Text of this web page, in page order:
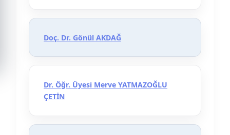
Doç. Dr. Gönül AKDAĞ
Dr. Öğr. Üyesi Merve YATMAZOĞLU
ÇETİN